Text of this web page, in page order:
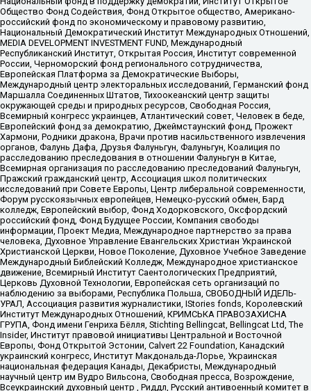
Общество Фонд Содействия, Фонд Открытое общество, Американо-
российский фонд по экономическому и правовому развитию,
Национальный Демократический Институт Международных Отношений,
MEDIA DEVELOPMENT INVESTMENT FUND, Международный
Республиканский Институт, Открытая Россия, Институт современной
России, Черноморский фонд регионального сотрудничества,
Европейская Платформа за Демократические Выборы,
Международный центр электоральных исследований, Германский фонд
Маршалла Соединенных Штатов, Тихоокеанский центр защиты
окружающей среды и природных ресурсов, Свободная Россия,
Всемирный конгресс украинцев, Атлантический совет, Человек в беде,
Европейский фонд за демократию, Джеймстаунский фонд, Прожект
Хармони, Родники дракона, Врачи против насильственного извлечения
органов, Фалунь Дафа, Друзья Фалуньгун, Фалуньгун, Коалиция по
расследованию преследования в отношении Фалуньгун в Китае,
Всемирная организация по расследованию преследований Фалуньгун,
Пражский гражданский центр, Ассоциация школ политических
исследований при Совете Европы, Центр либеральной современности,
Форум русскоязычных европейцев, Немецко-русский обмен, Бард
колледж, Европейский выбор, Фонд Ходорковского, Оксфордский
российский фонд, Фонд Будущее России, Компания свободы
информации, Проект Медиа, Международное партнерство за права
человека, Духовное Управление Евангельских Христиан Украинской
Христианской Церкви, Новое Поколение, Духовное Учебное Заведение
Международный Библейский Колледж, Международное христианское
движение, Всемирный Институт Саентологических Предприятий,
Церковь Духовной Технологии, Европейская сеть организаций по
наблюдению за выборами, Республика Польша, СВОБОДНЫЙ ИДЕЛЬ-
УРАЛ, Ассоциация развития журналистики, IStories fonds, Королевский
Институт Международных Отношений, КРИМСЬКА ПРАВОЗАХИСНА
ГРУПА, Фонд имени Генриха Бёлля, Stichting Bellingcat, Bellingcat Ltd, The
Insider, Институт правовой инициативы Центральной и Восточной
Европы, Фонд Открытой Эстонии, Calvert 22 Foundation, Канадский
украинский конгресс, Институт Макдональда-Лорье, Украинская
национальная федерация Канады, Декабристы, Международный
научный центр им Вудро Вильсона, Свободная пресса, Возрождение,
Всеукраинский духовный центр , Риддл, Русский антивоенный комитет в